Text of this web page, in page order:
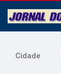
Cidade